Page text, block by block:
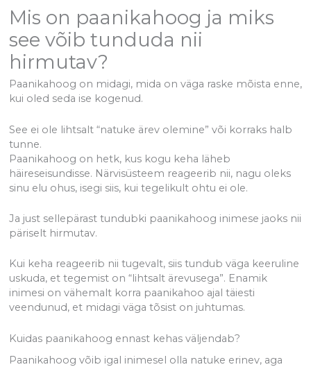
Mis on paanikahoog ja miks
see võib tunduda nii
hirmutav?
Paanikahoog on midagi, mida on väga raske mõista enne,
kui oled seda ise kogenud.
See ei ole lihtsalt “natuke ärev olemine” või korraks halb
tunne.
Paanikahoog on hetk, kus kogu keha läheb
häireseisundisse. Närvisüsteem reageerib nii, nagu oleks
sinu elu ohus, isegi siis, kui tegelikult ohtu ei ole.
Ja just sellepärast tundubki paanikahoog inimese jaoks nii
päriselt hirmutav.
Kui keha reageerib nii tugevalt, siis tundub väga keeruline
uskuda, et tegemist on “lihtsalt ärevusega”. Enamik
inimesi on vähemalt korra paanikahoo ajal täiesti
veendunud, et midagi väga tõsist on juhtumas.
Kuidas paanikahoog ennast kehas väljendab?
Paanikahoog võib igal inimesel olla natuke erinev, aga